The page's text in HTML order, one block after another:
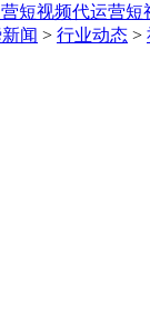
短视频代运营短
闻 > 行业动态 >